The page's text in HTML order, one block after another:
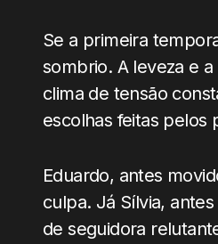
Se a primeira
sombrio. A leveza e
clima de tensão
escolhas feitas pelos
Eduardo, antes
culpa. Já Sílvia,
de seguidora